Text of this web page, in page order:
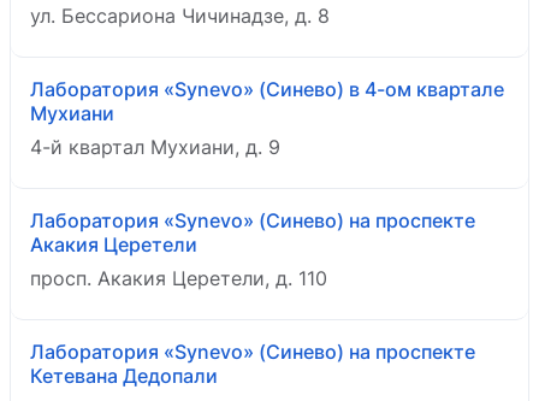
ул. Бессариона Чичинадзе, д. 8
Лаборатория «Synevo» (Синево) в 4-ом квартале
Мухиани
4-й квартал Мухиани, д. 9
Лаборатория «Synevo» (Синево) на проспекте
Акакия Церетели
просп. Акакия Церетели, д. 110
Лаборатория «Synevo» (Синево) на проспекте
Кетевана Дедопали